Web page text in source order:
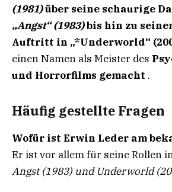
(1981)über seine schaurige
„Angst“ (1983)bis hin zu
Auftritt in „*Underworld“
einen Namen als Meister des
und Horrorfilms gemacht .
Häufig gestellte Fragen
Wofür ist Erwin Leder am
Er ist vor allem für seine Rollen
Angst (1983) und Underworld